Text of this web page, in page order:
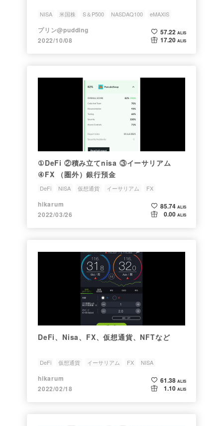
NISA 米国株 S＆P500 NASDAQ100 eMAXIS
プリン@pudding
2022/10/08
57.22 ALIS
17.20 ALIS
①DeFi ②積み立てnisa ③イーサリアム
④FX （圏外）銀行預金
DeFi NISA 仮想通貨 イーサリアム FX
hikarum
2022/03/26
85.74 ALIS
0.00 ALIS
DeFi、Nisa、FX、仮想通貨、NFTなど
DeFi 仮想通貨 イーサリアム FX NISA
hikarum
2022/02/18
61.38 ALIS
1.10 ALIS